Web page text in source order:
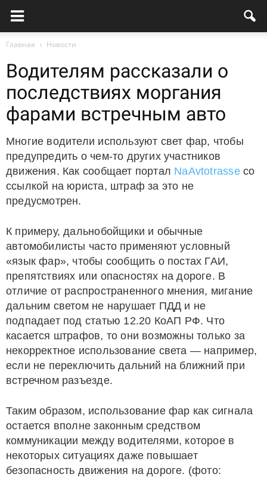
Главная Новости
Водителям рассказали о
последствиях моргания
фарами встречным авто
Многие водители используют свет фар, чтобы
предупредить о чем-то других участников
движения. Как сообщает портал NaAvtotrasseсо
ссылкой на юриста, штраф за это не
предусмотрен.
К примеру, дальнобойщики и обычные
автомобилисты часто применяют условный
«язык фар», чтобы сообщить о постах ГАИ,
препятствиях или опасностях на дороге. В
отличие от распространенного мнения, мигание
дальним светом не нарушает ПДД и не
подпадает под статью 12.20 КоАП РФ. Что
касается штрафов, то они возможны только за
некорректное использование света — например,
если не переключить дальний на ближний при
встречном разъезде.
Таким образом, использование фар как сигнала
остается вполне законным средством
коммуникации между водителями, которое в
некоторых ситуациях даже повышает
безопасность движения на дороге. (фото: